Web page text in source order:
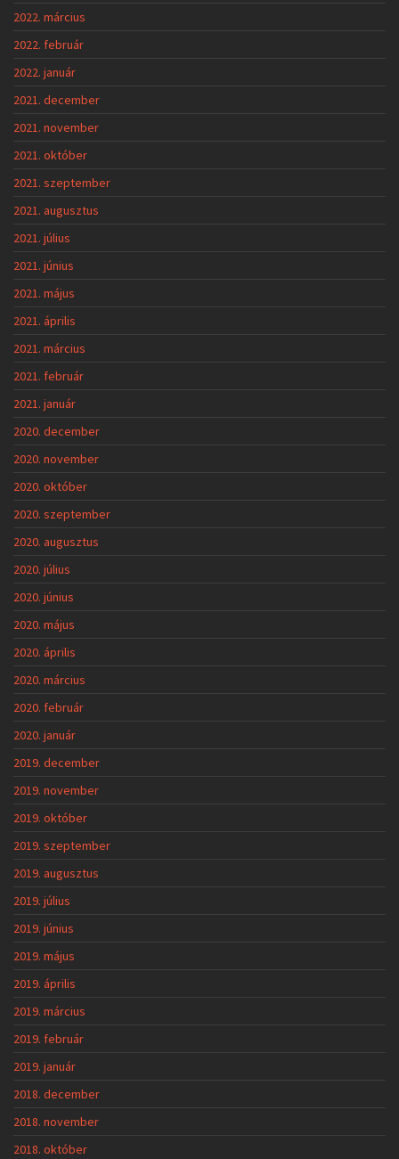
2022. március
2022. február
2022. január
2021. december
2021. november
2021. október
2021. szeptember
2021. augusztus
2021. július
2021. június
2021. május
2021. április
2021. március
2021. február
2021. január
2020. december
2020. november
2020. október
2020. szeptember
2020. augusztus
2020. július
2020. június
2020. május
2020. április
2020. március
2020. február
2020. január
2019. december
2019. november
2019. október
2019. szeptember
2019. augusztus
2019. július
2019. június
2019. május
2019. április
2019. március
2019. február
2019. január
2018. december
2018. november
2018. október